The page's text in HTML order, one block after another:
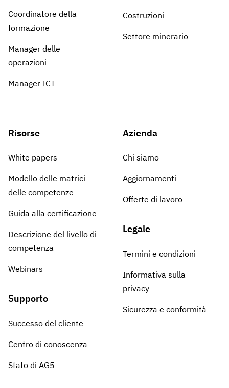
Coordinatore della
formazione
Manager delle
operazioni
Manager ICT
Costruzioni
Settore minerario
Risorse
White papers
Modello delle matrici
delle competenze
Guida alla certificazione
Descrizione del livello di
competenza
Webinars
Supporto
Successo del cliente
Centro di conoscenza
Stato di AG5
Azienda
Chi siamo
Aggiornamenti
Offerte di lavoro
Legale
Termini e condizioni
Informativa sulla
privacy
Sicurezza e conformità